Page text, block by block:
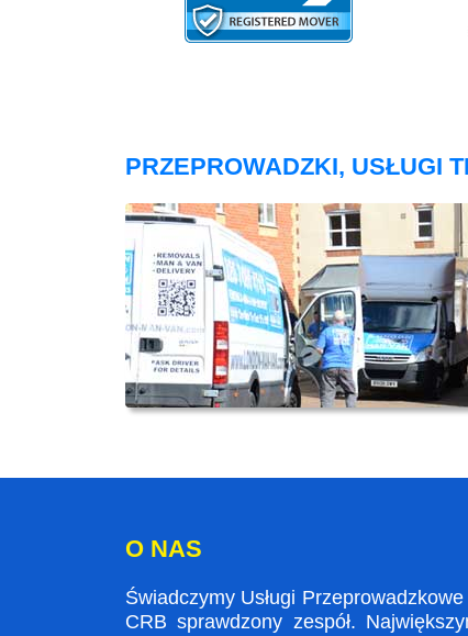
PRZEPROWADZKI, USŁUGI
O NAS
Świadczymy Usługi
CRB sprawdzony zespół.